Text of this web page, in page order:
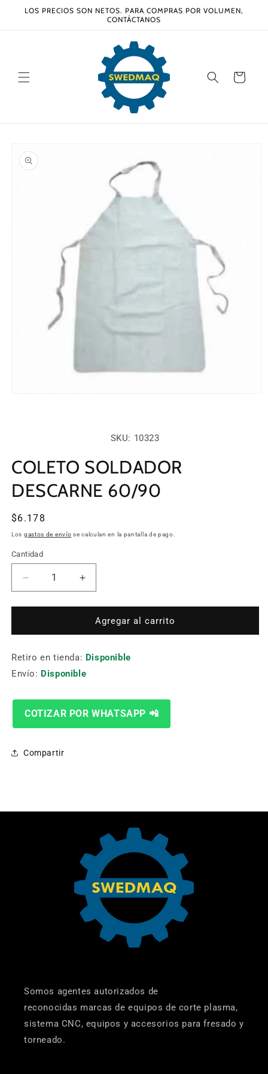
directamente
LOS PRECIOS SON NETOS. PARA COMPRAS POR VOLUMEN,
CONTÁCTANOS
Carrito
a la
información
modal
SKU: 10323
COLETO SOLDADOR
DESCARNE 60/90
Precio
habitual
$6.178
Los gastos de envío se calculan en la pantalla de pago.
Cantidad
Cantidad
Reducir
cantidad
para
SOLDADOR
60/90
Aumentar
cantidad
para
COLETO
SOLDADOR
60/90
Agregar al carrito
Retiro en tienda: Disponible
Envío: Disponible
COTIZAR POR WHATSAPP 📲
Compartir
Somos agentes autorizados de
reconocidas marcas de equipos de corte plasma,
sistema CNC, equipos y accesorios para fresado y
torneado.